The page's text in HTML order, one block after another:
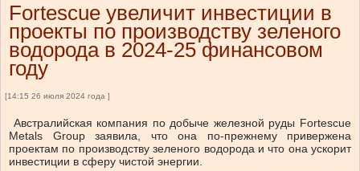
Fortescue увеличит инвестиции в
проекты по производству зеленого
водорода в 2024-25 финансовом
году
[14:15 26 июля 2024 года ]
Австралийская компания по добыче железной руды Fortescue
Metals Group заявила, что она по-прежнему привержена
проектам по производству зеленого водорода и что она ускорит
инвестиции в сферу чистой энергии.